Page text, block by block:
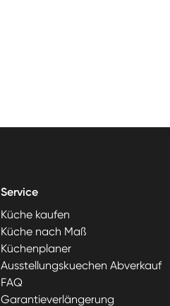
Service
Küche kaufen
Küche nach Maß
Küchenplaner
Ausstellungskuechen Abverkauf
FAQ
Garantieverlängerung